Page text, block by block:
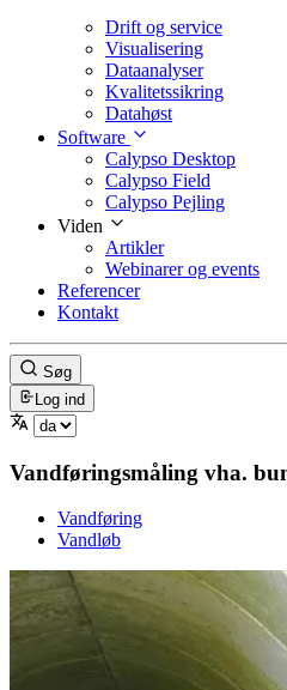
Drift og service
Visualisering
Dataanalyser
Kvalitetssikring
Datahøst
Software
Calypso Desktop
Calypso Field
Calypso Pejling
Viden
Artikler
Webinarer og events
Referencer
Kontakt
Søg
Log ind
Vandføringsmåling vha.
Vandføring
Vandløb